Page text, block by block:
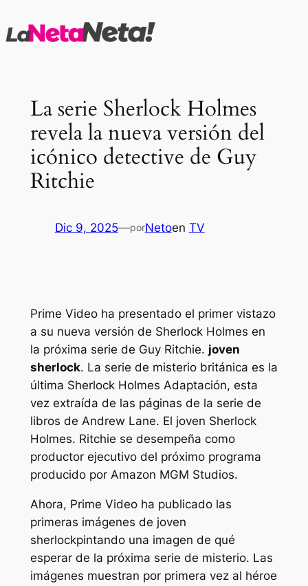
al
La serie Sherlock Holmes
revela la nueva versión del
icónico detective de Guy
Ritchie
Dic 9, 2025—porNetoen TV
Prime Video ha presentado el primer vistazo
a su nueva versión de Sherlock Holmes en
la próxima serie de Guy Ritchie. joven
sherlock. La serie de misterio británica es la
última Sherlock Holmes Adaptación, esta
vez extraída de las páginas de la serie de
libros de Andrew Lane. El joven Sherlock
Holmes. Ritchie se desempeña como
productor ejecutivo del próximo programa
producido por Amazon MGM Studios.
Ahora, Prime Video ha publicado las
primeras imágenes de joven
sherlockpintando una imagen de qué
esperar de la próxima serie de misterio. Las
imágenes muestran por primera vez al héroe